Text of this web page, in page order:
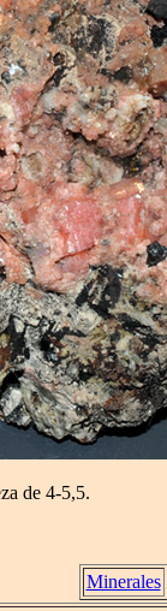
de 4-5,5.
Minerales